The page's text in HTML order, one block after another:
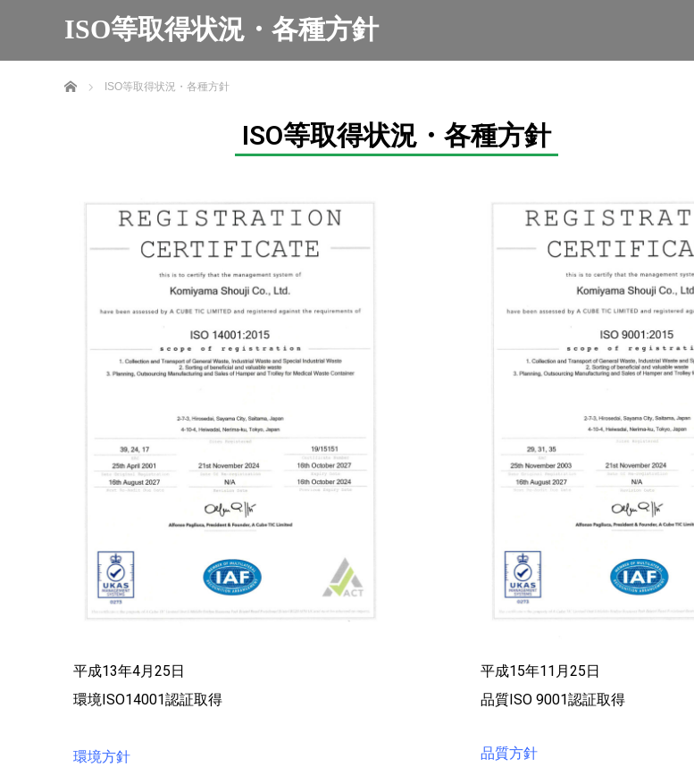
ISO等取得状況・各種方針
ホーム ISO等取得状況・各種方針
ISO等取得状況・各種方針
平成13年4月25日
環境ISO14001認証取得
環境方針
平成15年11月25日
品質ISO 9001認証取得
品質方針